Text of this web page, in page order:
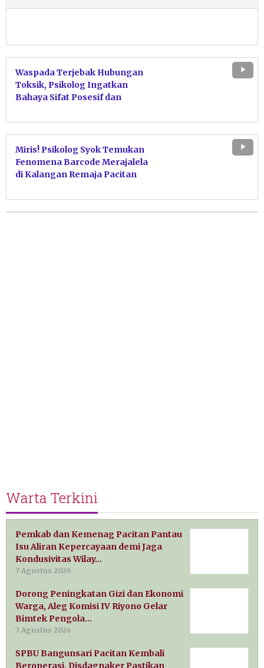
Waspada Terjebak Hubungan
Toksik, Psikolog Ingatkan
Bahaya Sifat Posesif dan
Melepaskan Diri
Miris! Psikolog Syok Temukan
Fenomena Barcode Merajalela
di Kalangan Remaja Pacitan
Warta Terkini
Pemkab dan Kemenag Pacitan Pantau
Isu Aliran Kepercayaan demi Jaga
Kondusivitas Wilay…
7 Agustus 2026
Dorong Peningkatan Gizi dan Ekonomi
Warga, Aleg Komisi IV Riyono Gelar
Bimtek Pengola…
7 Agustus 2026
SPBU Bangunsari Pacitan Kembali
Beroperasi, Disdagnaker Pastikan